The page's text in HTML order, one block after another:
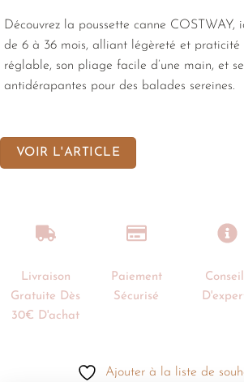
Découvrez la poussette canne COSTWAY,
de 6 à 36 mois, alliant légèreté et praticité
réglable, son pliage facile d’une main, et
antidérapantes pour des balades sereines.
VOIR L'ARTICLE
Livraison
Gratuite Dès
30€ D'achat
Paiement
Sécurisé
Ajouter à la liste de